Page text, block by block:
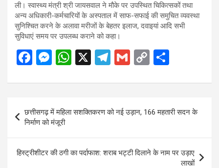
ली। स्वास्थ्य मंत्री श्री जायसवाल ने मौके पर उपस्थित चिकित्सकों तथा
अन्य अधिकारी-कर्मचारियों के अस्पताल में साफ-सफाई की समुचित व्यवस्था
सुनिश्चित करने के अलावा मरीजों के बेहतर इलाज, दवाइयां आदि सभी
सुविधाएं समय पर उपलब्ध कराने को कहा।
F
ce
b
o
o
k
M
se
n
g
er
W
at
A
p
p
X
T
e
gr
a
m
G
ail
C
py
Li
n
k
ar
e
navigation
छत्तीसगढ़ में महिला सशक्तिकरण को नई उड़ान, 166 महतारी सदन के
निर्माण को मंजूरी
हिस्ट्रीशीटर की ठगी का पर्दाफाश: शराब भट्टी दिलाने के नाम पर उड़ाए
लाखों